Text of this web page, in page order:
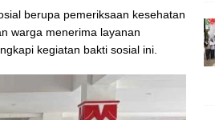
berupa pemeriksaan kesehatan
warga menerima layanan
kegiatan bakti sosial ini.